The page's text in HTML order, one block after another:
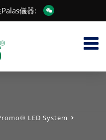
儀器:
LED System